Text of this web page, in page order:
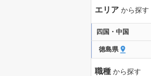
エリア から探す
四国・中国
徳島県
職種 から探す